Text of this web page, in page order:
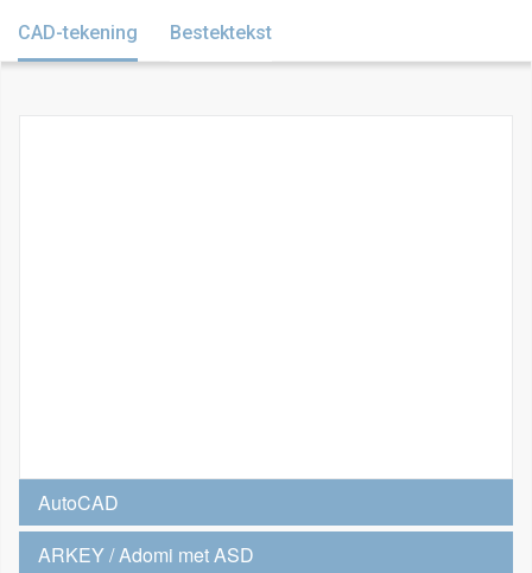
CAD-tekening Bestektekst
AutoCAD
ARKEY / Adomi met ASD